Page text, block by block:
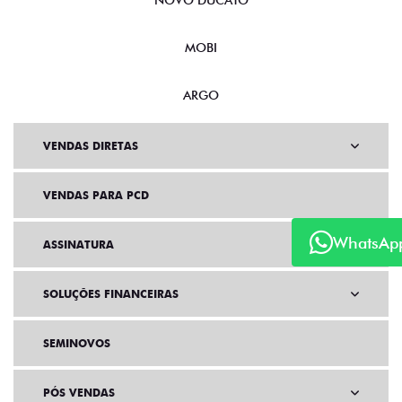
MOBI
ARGO
VENDAS DIRETAS
VENDAS PARA PCD
ASSINATURA
SOLUÇÕES FINANCEIRAS
SEMINOVOS
PÓS VENDAS